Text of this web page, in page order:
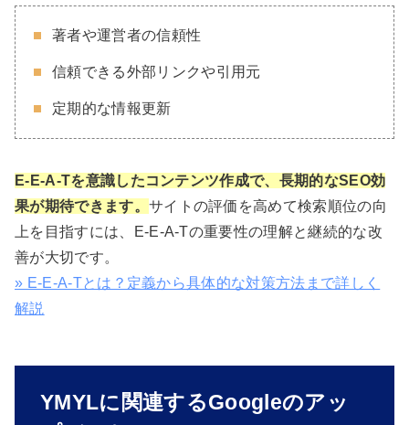
著者や運営者の信頼性
信頼できる外部リンクや引用元
定期的な情報更新
E-E-A-Tを意識したコンテンツ作成で、長期的なSEO効
果が期待できます。 サイトの評価を高めて検索順位の向
上を目指すには、E-E-A-Tの重要性の理解と継続的な改
善が大切です。
» E-E-A-Tとは？定義から具体的な対策方法まで詳しく
解説
YMYLに関連するGoogleのアッ